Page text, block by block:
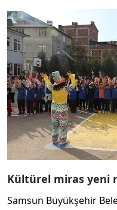
Kültürel miras yeni
Samsun Büyükşehir